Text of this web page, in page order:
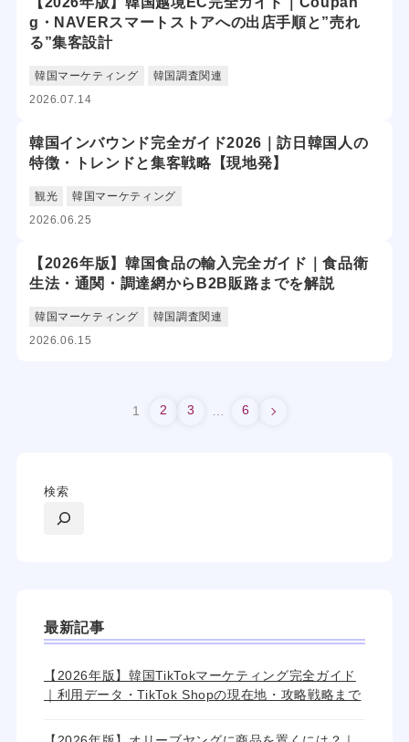
g・NAVERスマートストアへの出店手順と”売れ
る”集客設計
韓国マーケティング
韓国調査関連
2026.07.14
韓国インバウンド完全ガイド2026｜訪日韓国人の
特徴・トレンドと集客戦略【現地発】
観光
韓国マーケティング
2026.06.25
【2026年版】韓国食品の輸入完全ガイド｜食品衛
生法・通関・調達網からB2B販路までを解説
韓国マーケティング
韓国調査関連
2026.06.15
1 2 3 … 6
検索
最新記事
【2026年版】韓国TikTokマーケティング完全ガイド
｜利用データ・TikTok Shopの現在地・攻略戦略まで